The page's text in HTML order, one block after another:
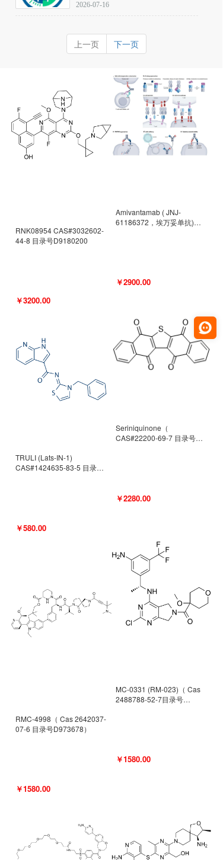
在血管内给药时与血浆等渗的临
号为92339-11-2
2026-07-16
上一页 下一页
RNK08954 CAS#3032602-
44-8 目录号D9180200
￥3200.00
TRULI (Lats-IN-1)
CAS#1424635-83-5 目录号
￥580.00
RMC-4998（ Cas 2642037-
07-6 目录号D973678）
￥1580.00
Amivantamab ( JNJ-
61186372，埃万妥单抗)
￥2900.00
Seriniquinone（
CAS#22200-69-7 目录号
￥2280.00
MC-0331 (RM-023)（ Cas
2488788-52-7目录号
￥1580.00